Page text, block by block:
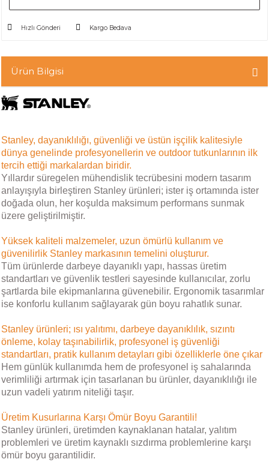
Hızlı Gönderi Kargo Bedava
Ürün Bilgisi
Stanley, dayanıklılığı, güvenliği ve üstün işçilik kalitesiyle
dünya genelinde profesyonellerin ve outdoor tutkunlarının ilk
tercih ettiği markalardan biridir.
Yıllardır süregelen mühendislik tecrübesini modern tasarım
anlayışıyla birleştiren Stanley ürünleri; ister iş ortamında ister
doğada olun, her koşulda maksimum performans sunmak
üzere geliştirilmiştir.
Yüksek kaliteli malzemeler, uzun ömürlü kullanım ve
güvenilirlik Stanley markasının temelini oluşturur.
Tüm ürünlerde darbeye dayanıklı yapı, hassas üretim
standartları ve güvenlik testleri sayesinde kullanıcılar, zorlu
şartlarda bile ekipmanlarına güvenebilir. Ergonomik tasarımlar
ise konforlu kullanım sağlayarak gün boyu rahatlık sunar.
Stanley ürünleri; ısı yalıtımı, darbeye dayanıklılık, sızıntı
önleme, kolay taşınabilirlik, profesyonel iş güvenliği
standartları, pratik kullanım detayları gibi özelliklerle öne çıkar
Hem günlük kullanımda hem de profesyonel iş sahalarında
verimliliği artırmak için tasarlanan bu ürünler, dayanıklılığı ile
uzun vadeli yatırım niteliği taşır.
Üretim Kusurlarına Karşı Ömür Boyu Garantili!
Stanley ürünleri, üretimden kaynaklanan hatalar, yalıtım
problemleri ve üretim kaynaklı sızdırma problemlerine karşı
ömür boyu garantilidir.